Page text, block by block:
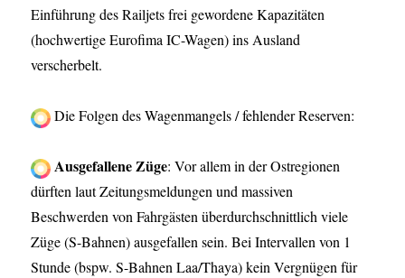
Einführung des Railjets frei gewordene Kapazitäten
(hochwertige Eurofima IC-Wagen) ins Ausland
verscherbelt.
Die Folgen des Wagenmangels / fehlender Reserven:
Ausgefallene Züge: Vor allem in der Ostregionen
dürften laut Zeitungsmeldungen und massiven
Beschwerden von Fahrgästen überdurchschnittlich viele
Züge (S-Bahnen) ausgefallen sein. Bei Intervallen von 1
Stunde (bspw. S-Bahnen Laa/Thaya) kein Vergnügen für